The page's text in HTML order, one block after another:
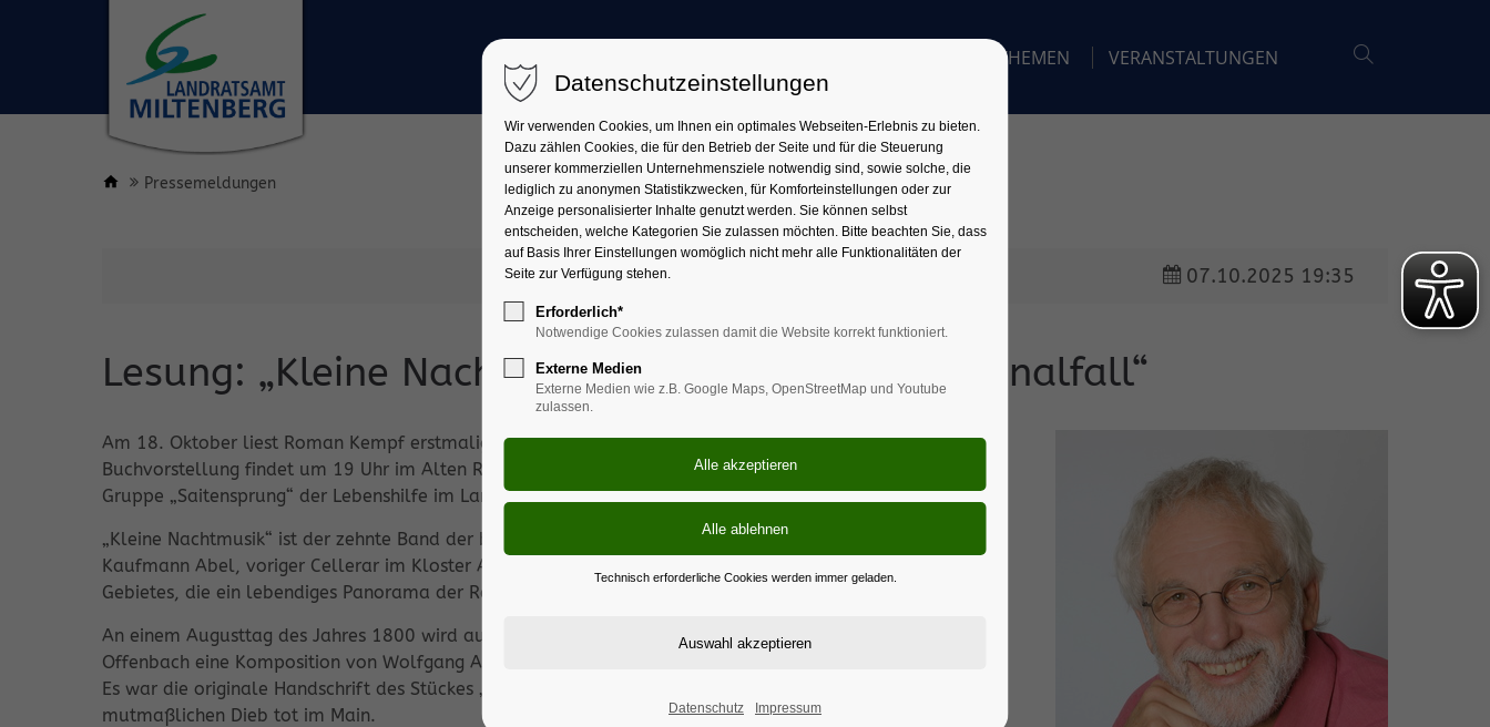
THEMEN VERANSTALTUNGEN
Pressemeldungen
07.10.2025 19:35
Lesung: „Kleine Nachtmusik. Abels zehnter Criminalfall“
Am 18. Oktober liest Roman Kempf erstmalig aus seinem aktuellen Roman um Kaufmann Abel. Die
Buchvorstellung findet um 19 Uhr im Alten Rathaus in Miltenberg statt und wird musikalisch durch die
Gruppe „Saitensprung“ der Lebenshilfe im Landkreis Miltenberg e.V. begleitet.
„Kleine Nachtmusik“ ist der zehnte Band der beliebten historischen Krimireihe von Roman Kempf. Der
Kaufmann Abel, voriger Cellerar im Kloster Amorbach, ermittelt in Criminalfällen des Rhein-Main-
Gebietes, die ein lebendiges Panorama der Region um 1800 zeichnen:
An einem Augusttag des Jahres 1800 wird aus der berühmten Notenfabrique des Johann Anton André in
Offenbach eine Komposition von Wolfgang Amadeus Mozart entwendet.
Es war die originale Handschrift des Stückes „Eine kleine Nachtmusik“. Tags darauf findet man den
mutmaßlichen Dieb tot im Main.
Datenschutzeinstellungen
Wir verwenden Cookies, um Ihnen ein optimales Webseiten-Erlebnis zu bieten.
Dazu zählen Cookies, die für den Betrieb der Seite und für die Steuerung
unserer kommerziellen Unternehmensziele notwendig sind, sowie solche, die
lediglich zu anonymen Statistikzwecken, für Komforteinstellungen oder zur
Anzeige personalisierter Inhalte genutzt werden. Sie können selbst
entscheiden, welche Kategorien Sie zulassen möchten. Bitte beachten Sie, dass
auf Basis Ihrer Einstellungen womöglich nicht mehr alle Funktionalitäten der
Seite zur Verfügung stehen.
Erforderlich*
Notwendige Cookies zulassen damit die Website korrekt funktioniert.
Externe Medien
Externe Medien wie z.B. Google Maps, OpenStreetMap und Youtube
zulassen.
Technisch erforderliche Cookies werden immer geladen.
Datenschutz Impressum